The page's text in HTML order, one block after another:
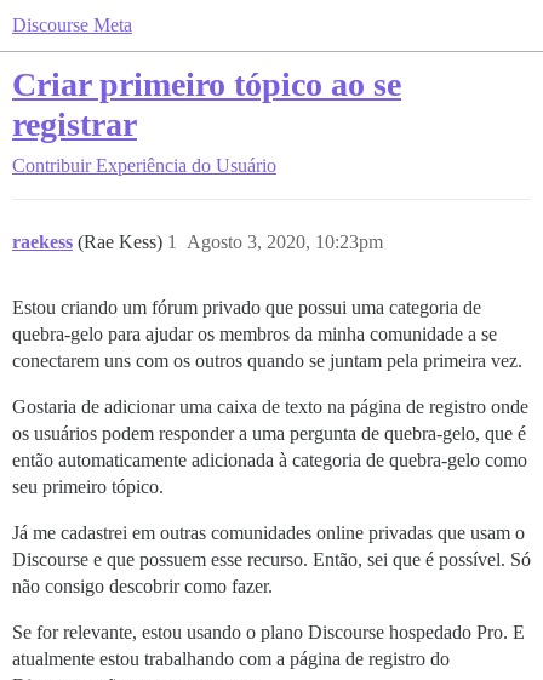
Discourse Meta
Criar primeiro tópico ao se
registrar
Contribuir Experiência do Usuário
raekess (Rae Kess) Agosto 3, 2020, 10:23pm
1
Estou criando um fórum privado que possui uma categoria de
quebra-gelo para ajudar os membros da minha comunidade a se
conectarem uns com os outros quando se juntam pela primeira vez.
Gostaria de adicionar uma caixa de texto na página de registro onde
os usuários podem responder a uma pergunta de quebra-gelo, que é
então automaticamente adicionada à categoria de quebra-gelo como
seu primeiro tópico.
Já me cadastrei em outras comunidades online privadas que usam o
Discourse e que possuem esse recurso. Então, sei que é possível. Só
não consigo descobrir como fazer.
Se for relevante, estou usando o plano Discourse hospedado Pro. E
atualmente estou trabalhando com a página de registro do